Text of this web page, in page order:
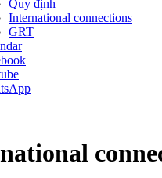
Quy định
International connections
GRT